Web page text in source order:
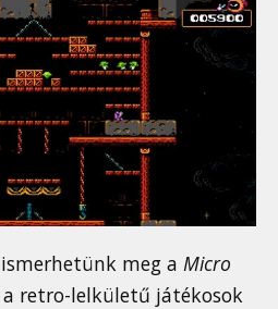
meg a Micro
retro-lelkületű játékosok